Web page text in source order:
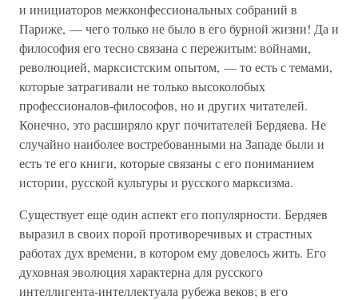
и инициаторов межконфессиональных собраний в
Париже, — чего только не было в его бурной жизни! Да и
философия его тесно связана с пережитым: войнами,
революцией, марксистским опытом, — то есть с темами,
которые затрагивали не только высоколобых
профессионалов-философов, но и других читателей.
Конечно, это расширяло круг почитателей Бердяева. Не
случайно наиболее востребованными на Западе были и
есть те его книги, которые связаны с его пониманием
истории, русской культуры и русского марксизма.
Существует еще один аспект его популярности. Бердяев
выразил в своих порой противоречивых и страстных
работах дух времени, в котором ему довелось жить. Его
духовная эволюция характерна для русского
интеллигента-интеллектуала рубежа веков; в его